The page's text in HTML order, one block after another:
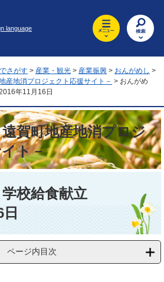
language
さがす > 産業・観光 > 産業振興 > おんがめし >
産地消プロジェクト応援サイト－ > おんがめ
年11月16日
賀町地産地消プロジ
ト－
校給食献立
ページ内目次